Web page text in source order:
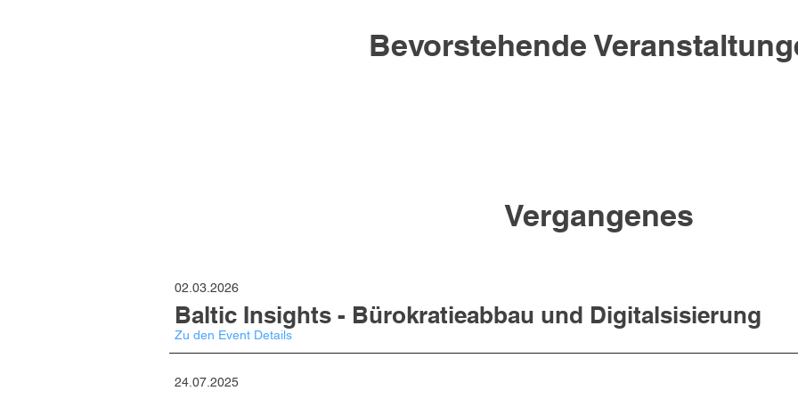
Bevorstehende
Vergangenes
02.03.2026
Baltic Insights - Bürokratieabbau und Digitalsisierung
Zu den Event Details
24.07.2025